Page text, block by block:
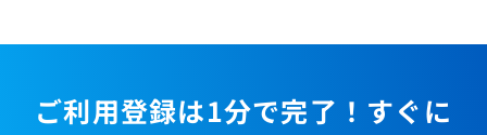
ご利用登録は1分で完了！すぐに